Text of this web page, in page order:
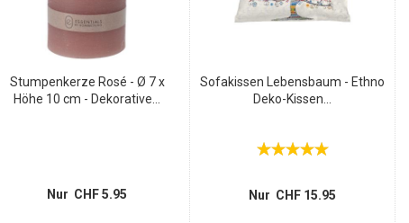
Stumpenkerze Rosé - Ø 7 x
Höhe 10 cm - Dekorative...
Nur CHF 5.95
Sofakissen Lebensbaum - Ethno
Deko-Kissen...
Nur CHF 15.95